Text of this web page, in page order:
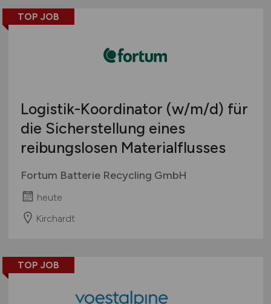
TOP JOB
Logistik-Koordinator (w/m/d) für
die Sicherstellung eines
reibungslosen Materialflusses
Fortum Batterie Recycling GmbH
heute
Kirchardt
TOP JOB